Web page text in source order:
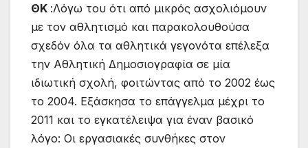
ΘΚ :Λόγω του ότι από μικρός ασχολιόμουν
με τον αθλητισμό και παρακολουθούσα
σχεδόν όλα τα αθλητικά γεγονότα επέλεξα
την Αθλητική Δημοσιογραφία σε μία
ιδιωτική σχολή, φοιτώντας από το 2002 έως
το 2004. Εξάσκησα το επάγγελμα μέχρι το
2011 και το εγκατέλειψα για έναν βασικό
λόγο: Οι εργασιακές συνθήκες στον